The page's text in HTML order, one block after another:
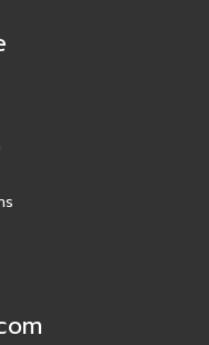
การปิด/เปิด
ณเอญดา (คุณหนิง)
บเจ้าหน้าที่ธนาคาร
ฝากขายเยอะ
น้า
ร